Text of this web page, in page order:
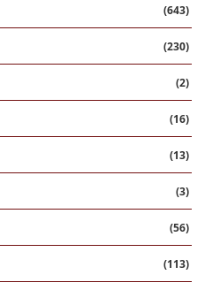
(643)
(230)
(2)
(16)
(13)
(3)
(56)
(113)